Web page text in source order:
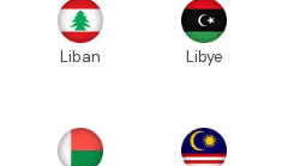
Liban Libye